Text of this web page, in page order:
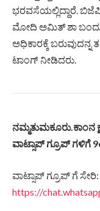
ಭರವಸೆಯಲ್ಲಿದ್ದಾರೆ.
ಮೋದಿ ಅಮಿತ್ ಶಾ ಬಂದು
ಅಧಿಕಾರಕ್ಕೆ
ಟಾಂಗ್ ನೀಡಿದರು.
ನಮ್ಮತುಮಕೂರು.ಕಾಂನ
ವಾಟ್ಸಾಪ್ ಗ್ರೂಪ್ ಗಳಿಗೆ
ವಾಟ್ಸಾಪ್ ಗ್ರೂಪ್ ಗೆ ಸೇರಿ:
https://